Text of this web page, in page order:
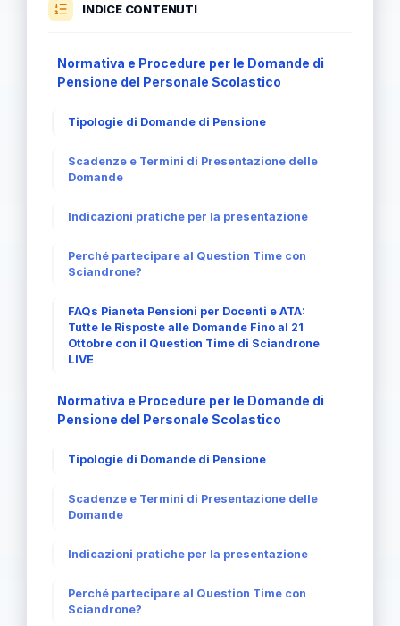
INDICE CONTENUTI
Normativa e Procedure per le Domande di
Pensione del Personale Scolastico
Tipologie di Domande di Pensione
Scadenze e Termini di Presentazione delle
Domande
Indicazioni pratiche per la presentazione
Perché partecipare al Question Time con
Sciandrone?
FAQs Pianeta Pensioni per Docenti e ATA:
Tutte le Risposte alle Domande Fino al 21
Ottobre con il Question Time di Sciandrone
LIVE
Normativa e Procedure per le Domande di
Pensione del Personale Scolastico
Tipologie di Domande di Pensione
Scadenze e Termini di Presentazione delle
Domande
Indicazioni pratiche per la presentazione
Perché partecipare al Question Time con
Sciandrone?